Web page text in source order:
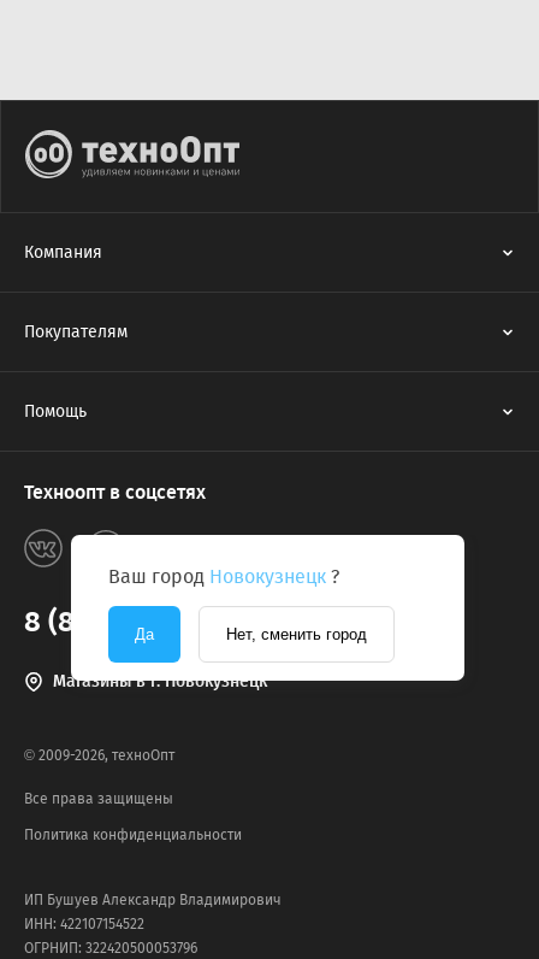
Ваш город Новокузнецк ?
Да Нет, сменить город
Компания
Покупателям
Помощь
Техноопт в соцсетях
8 (800) 775-2131
Магазины в г. Новокузнецк
© 2009-2026, техноОпт
Все права защищены
Политика конфиденциальности
ИП Бушуев Александр Владимирович
ИНН: 422107154522
ОГРНИП: 322420500053796